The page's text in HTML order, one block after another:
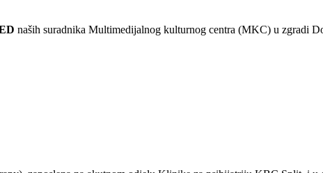
naših suradnika Multimedijalnog kulturnog centra (MKC) u zgradi